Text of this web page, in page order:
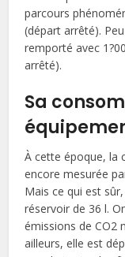
parcours
(départ arrêté).
remporté avec
arrêté).
Sa
À cette époque, la
encore mesurée
Mais ce qui est sûr,
réservoir de 36 l.
émissions de CO2
ailleurs, elle est